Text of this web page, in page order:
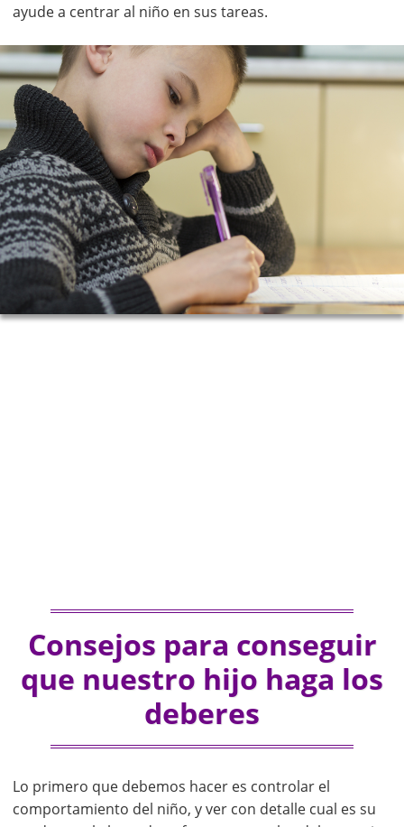
ayude a centrar al niño en sus tareas.
Consejos para conseguir
que nuestro hijo haga los
deberes
Lo primero que debemos hacer es controlar el
comportamiento del niño, y ver con detalle cual es su